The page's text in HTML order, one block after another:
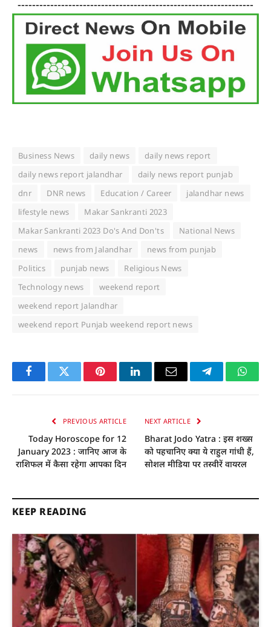
-----------------------------------------------------------------
Business News daily news
daily news report
daily news report jalandhar
daily news report punjab
dnr
DNR news Education / Career
jalandhar news
lifestyle news
Makar Sankranti 2023
Makar Sankranti 2023 Do's And Don'ts
National News
news
news from Jalandhar
news from punjab
Politics
punjab news
Religious News
Technology news
weekend report
weekend report Jalandhar
weekend report Punjab weekend report news
FacebookTwitter PinterestLinkedInEmail Telegram
PREVIOUS ARTICLE
Today Horoscope for 12
January 2023 : जानिए आज के
राशिफल में कैसा रहेगा आपका दिन
NEXT ARTICLE
Bharat Jodo Yatra : इस शख्स
को पहचानिए क्या ये राहुल गांधी हैं,
सोशल मीडिया पर तस्वीरें वायरल
KEEP READING